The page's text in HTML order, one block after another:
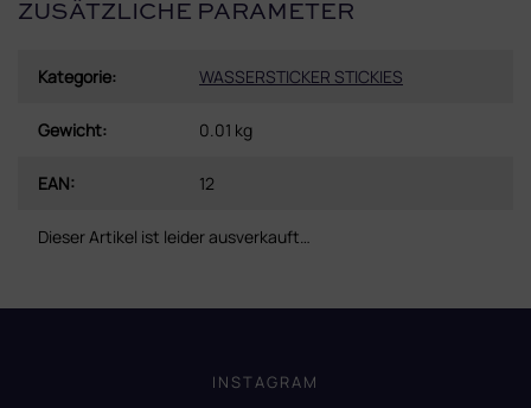
ZUSÄTZLICHE PARAMETER
Kategorie: WASSERSTICKER STICKIES
Gewicht: 0.01 kg
EAN: 12
Dieser Artikel ist leider ausverkauft…
INSTAGRAM